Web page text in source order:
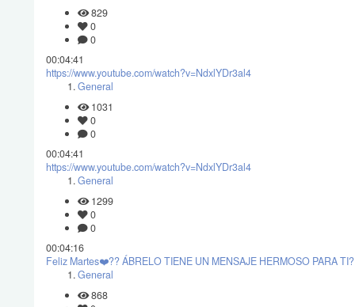
829
0
0
00:04:41
https://www.youtube.com/watch?v=NdxlYDr3al4
General
1031
0
0
00:04:41
https://www.youtube.com/watch?v=NdxlYDr3al4
General
1299
0
0
00:04:16
Feliz Martes❤️?? ÁBRELO TIENE UN MENSAJE HERMOSO PARA TI?
General
868